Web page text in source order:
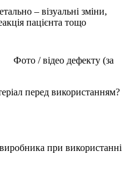
– візуальні зміни,
пацієнта тощо
Фото / відео дефекту (за
перед використанням?
при використанні